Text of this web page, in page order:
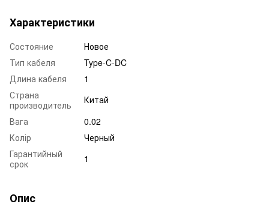
Характеристики
Состояние
Новое
Тип кабеля
Type-C-DC
Длина кабеля
1
Страна
производитель
Китай
Вага
0.02
Колір
Черный
Гарантийный
срок
1
Опис